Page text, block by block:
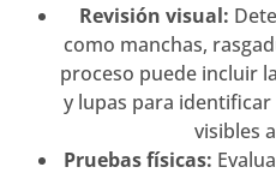
Revisión visual:
como manchas,
proceso puede incluir
y lupas para
visibles
Pruebas físicas: